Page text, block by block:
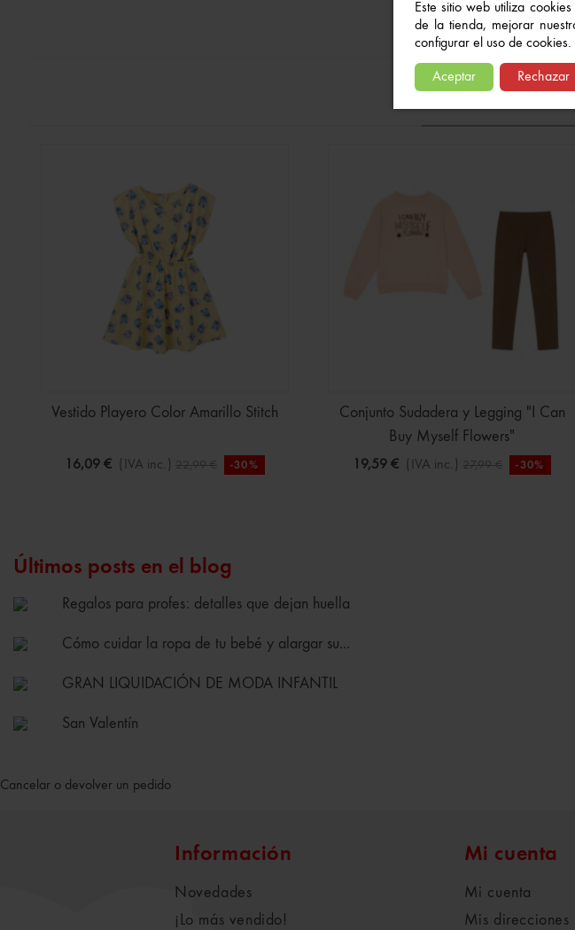
Este sitio web utiliza
de la tienda, mejorar
configurar el uso de cookies.
Aceptar Rechazar
A Lista
Quizás
Vestido Playero Color Amarillo Stitch
16,09 € (IVA inc.) 22,99 € -30%
Conjunto Sudadera y Legging "I Can
Buy Myself Flowers"
19,59 € (IVA inc.) 27,99 € -30%
Últimos posts en el blog
Regalos para profes: detalles que dejan huella
Cómo cuidar la ropa de tu bebé y alargar su...
GRAN LIQUIDACIÓN DE MODA INFANTIL
San Valentín
Cancelar o devolver un pedido
Información
Novedades
¡Lo más vendido!
Mi cuenta
Mi cuenta
Mis direcciones